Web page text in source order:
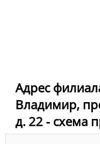
Адрес
Владимир,
д. 22 - схема